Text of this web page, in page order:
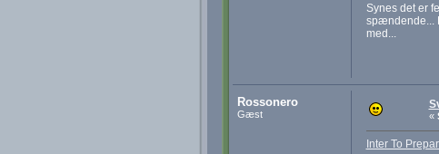
Synes det er
spændende...
med...
Rossonero
Gæst «
Inter To